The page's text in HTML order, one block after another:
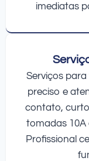
imediatas
Serviços
preciso e
contato,
tomadas 10A
Profissional